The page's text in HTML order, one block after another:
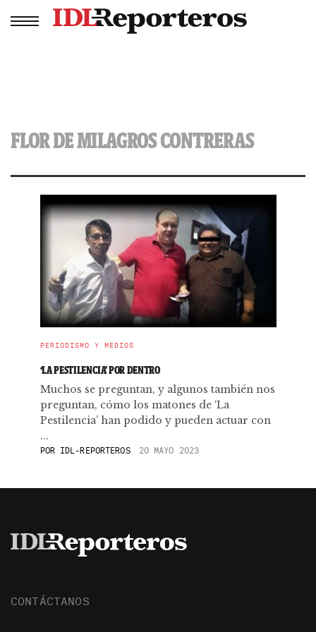
FLOR DE MILAGROS CONTRERAS
PERIODISMO Y MEDIOS
‘LA PESTILENCIA’ POR DENTRO
Muchos se preguntan, y algunos también nos
preguntan, cómo los matones de ‘La
Pestilencia’ han podido y pueden actuar con
...
POR IDL-REPORTEROS 20 MAYO 2023
CONTÁCTANOS